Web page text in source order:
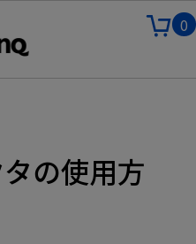
0
の使用方